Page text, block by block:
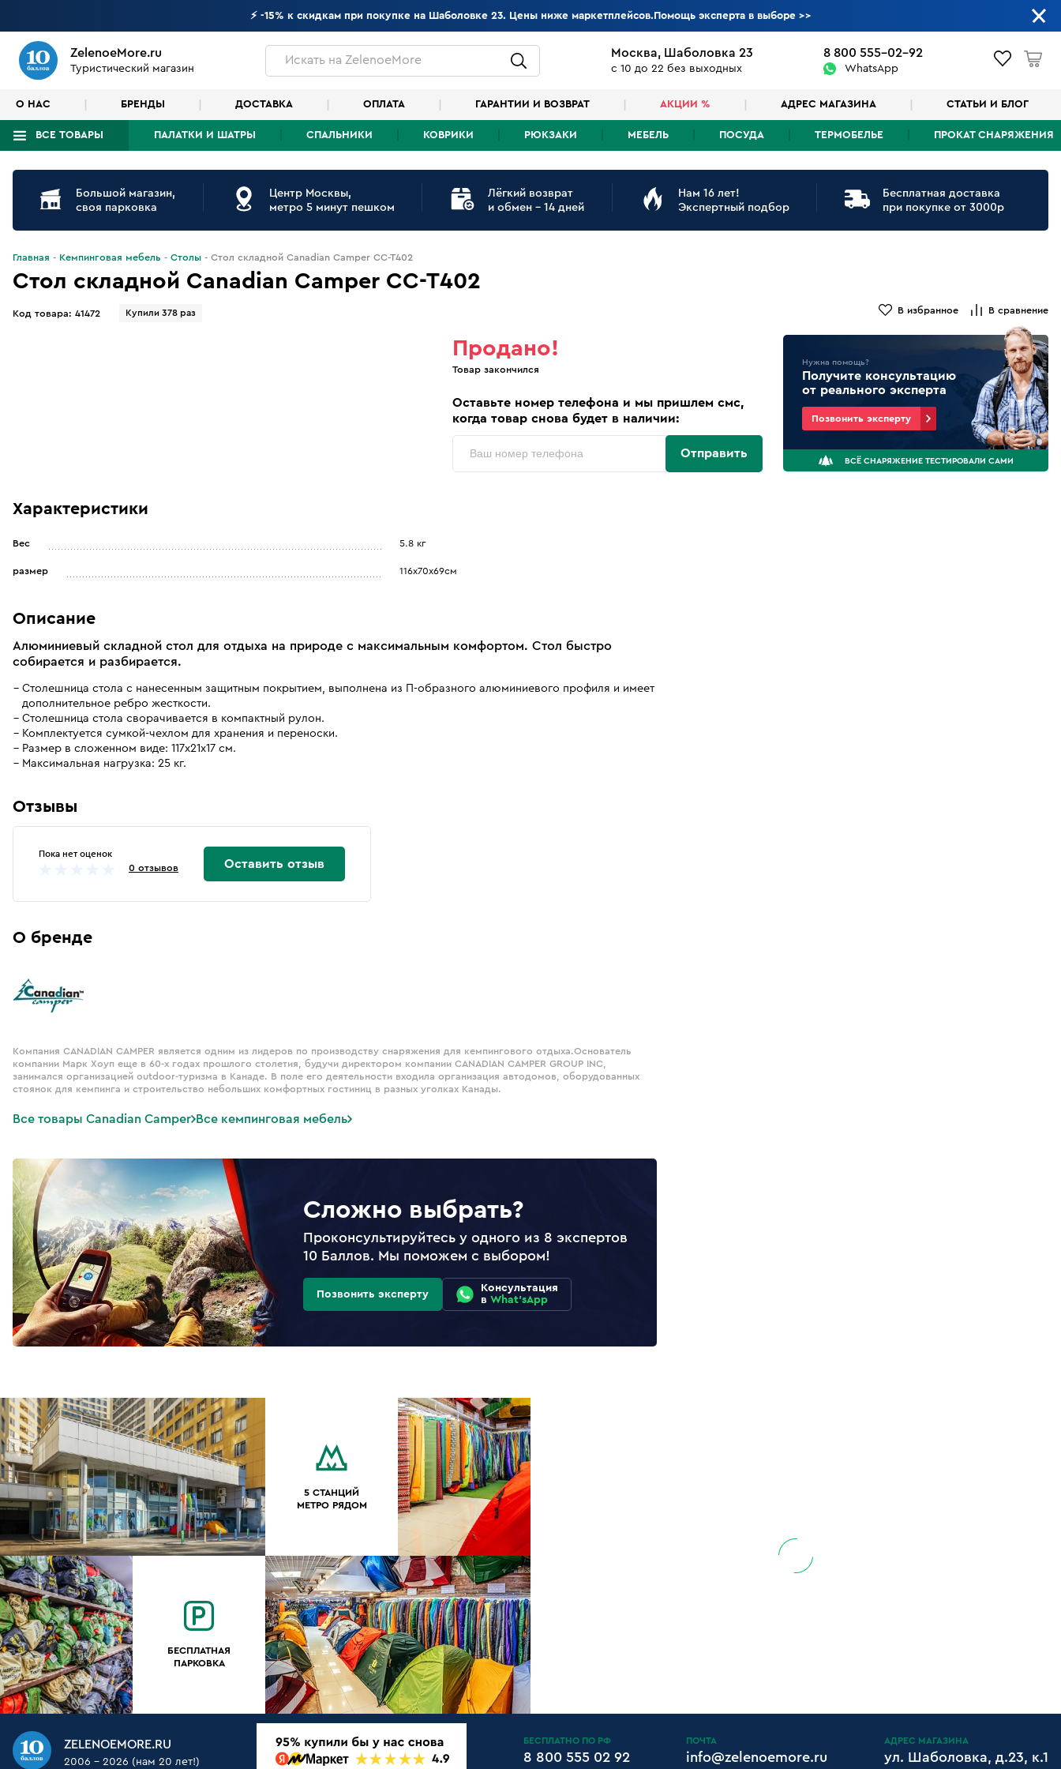
⚡ -15% к скидкам при покупке на Шаболовке 23. Цены ниже маркетплейсов.Помощь эксперта в выборе>>
ZelenoeMore.ru
Туристический магазин
Искатьна ZelenoeMore
Москва, Шаболовка 23
с 10 до 22 без выходных
8 800 555-02-92
WhatsApp
О НАС БРЕНДЫ ДОСТАВКА ОПЛАТА ГАРАНТИИ И ВОЗВРАТ АКЦИИ % АДРЕС МАГАЗИНА СТАТЬИ И БЛОГ
ВСЕ ТОВАРЫ ПАЛАТКИ И ШАТРЫ СПАЛЬНИКИ КОВРИКИ РЮКЗАКИ МЕБЕЛЬ ПОСУДА ТЕРМОБЕЛЬЕ ПРОКАТ СНАРЯЖЕНИЯ
Что будем искать?
Большой магазин,
своя парковка
Центр Москвы,
метро 5 минут пешком
Лёгкий возврат
и обмен - 14 дней
Нам 16 лет!
Экспертный подбор
Бесплатная доставка
при покупке от 3000р
Главная Кемпинговая мебель Столы Стол складной Canadian Camper CC-T402
Стол складной Canadian Camper CC-T402
Код товара: 41472 Купили 378 раз В избранное В сравнение
Продано!
Товар закончился
Оставьте номер телефона и мы пришлем смс,
когда товар снова будет в наличии:
Отправить
Нужна помощь?
Получите консультацию
от реального эксперта
Позвонить эксперту
ВСЁ СНАРЯЖЕНИЕ ТЕСТИРОВАЛИ САМИ
Характеристики
Вес 5.8 кг
размер 116х70х69см
Описание
Алюминиевый складной стол для отдыха на природе с максимальным комфортом. Стол быстро
собирается и разбирается.
Столешница стола с нанесенным защитным покрытием, выполнена из П-образного алюминиевого профиля и имеет
дополнительное ребро жесткости.
Столешница стола сворачивается в компактный рулон.
Комплектуется сумкой-чехлом для хранения и переноски.
Размер в сложенном виде: 117х21х17 см.
Максимальная нагрузка: 25 кг.
Отзывы
Пока нет оценок
0 отзывов Оставить отзыв
О бренде
Компания CANADIAN CAMPER является одним из лидеров по производству снаряжения для кемпингового отдыха.Основатель
компании Марк Хоуп еще в 60-х годах прошлого столетия, будучи директором компании CANADIAN CAMPER GROUP INC,
занимался организацией outdoor-туризма в Канаде. В поле его деятельности входила организация автодомов, оборудованных
стоянок для кемпинга и строительство небольших комфортных гостиниц в разных уголках Канады.
Все товары Canadian Camper Все кемпинговая мебель
Сложно выбрать?
Проконсультируйтесь у одного из 8 экспертов
10 Баллов. Мы поможем с выбором!
Позвонить эксперту
Консультация
в What'sApp
5 СТАНЦИЙ
МЕТРО РЯДОМ
БЕСПЛАТНАЯ
ПАРКОВКА
ZELENOEMORE.RU
2006 - 2026 (нам 20 лет!)
БЕСПЛАТНО ПО РФ
8 800 555 02 92
ПОЧТА
info@zelenoemore.ru
АДРЕС МАГАЗИНА
ул. Шаболовка, д.23, к.1